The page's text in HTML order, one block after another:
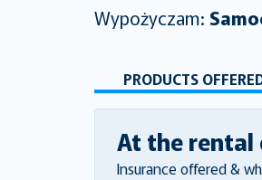
Wypożyczam:
PRODUCTS
At the rental
Insurance offered &